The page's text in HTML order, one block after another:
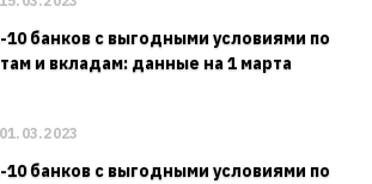
10 банков с выгодными условиями по
и вкладам: данные на 1 марта
01.03.2023
10 банков с выгодными условиями по